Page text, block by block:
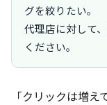
グを絞りたい。
代理店に対して
ください。
「クリックは増